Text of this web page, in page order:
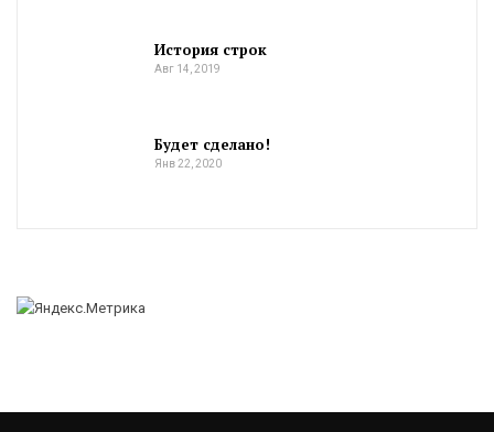
История строк
Авг 14, 2019
Будет сделано!
Янв 22, 2020